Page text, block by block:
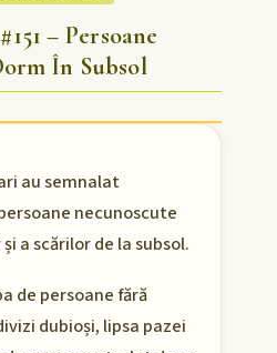
– Persoane
În Subsol
au semnalat
necunoscute
a scărilor de la subsol.
de persoane fără
dubioși, lipsa pazei